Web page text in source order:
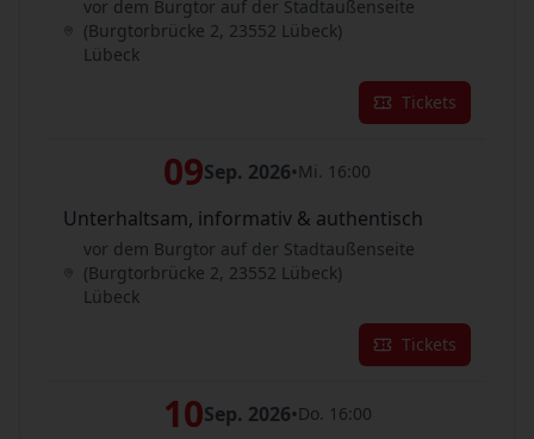
vor dem Burgtor auf der Stadtaußenseite
(Burgtorbrücke 2, 23552 Lübeck)
Lübeck
Tickets
09Sep. 2026•Mi. 16:00
Unterhaltsam, informativ & authentisch
vor dem Burgtor auf der Stadtaußenseite
(Burgtorbrücke 2, 23552 Lübeck)
Lübeck
Tickets
10Sep. 2026•Do. 16:00